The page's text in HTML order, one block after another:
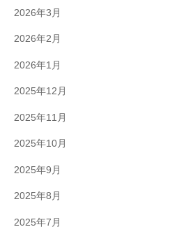
2026年3月
2026年2月
2026年1月
2025年12月
2025年11月
2025年10月
2025年9月
2025年8月
2025年7月